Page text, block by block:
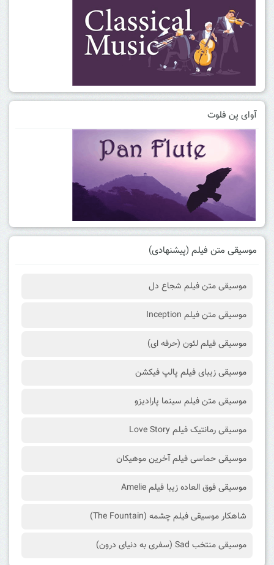
آوای پن فلوت
موسیقی متن فیلم (پیشنهادی)
موسیقی متن فیلم شجاع دل
موسیقی متن فیلم Inception
موسیقی فیلم لئون (حرفه ای)
موسیقی زیبای فیلم پالپ فیکشن
موسیقی متن فیلم سینما پارادیزو
موسیقی رمانتیک فیلم Love Story
موسیقی حماسی فیلم آخرین موهیکان
موسیقی فوق العاده زیبا فیلم Amelie
شاهکار موسیقی فیلم چشمه (The Fountain)
موسیقی منتخب Sad (سفری به دنیای درون)